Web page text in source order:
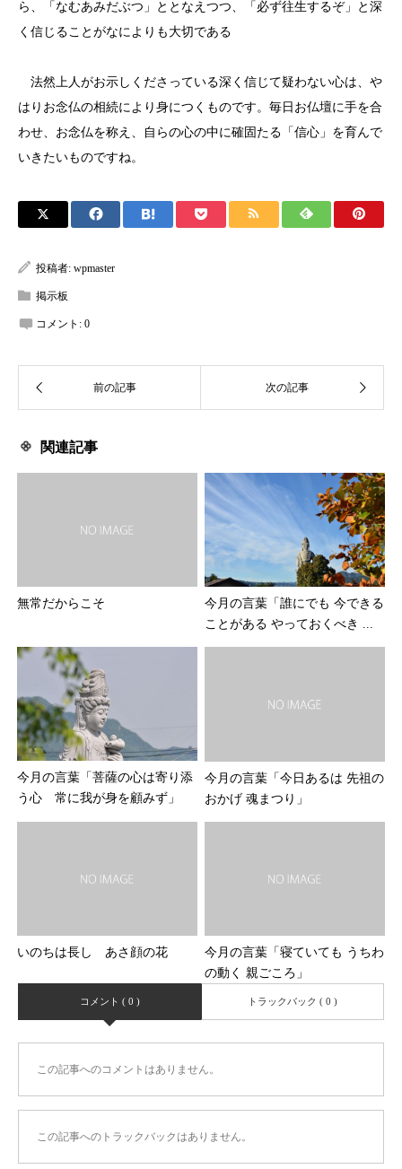
ら、「なむあみだぶつ」ととなえつつ、「必ず往生するぞ」と深
く信じることがなによりも大切である
法然上人がお示しくださっている深く信じて疑わない心は、や
はりお念仏の相続により身につくものです。毎日お仏壇に手を合
わせ、お念仏を称え、自らの心の中に確固たる「信心」を育んで
いきたいものですね。
投稿者: wpmaster
掲示板
コメント: 0
関連記事
無常だからこそ
今月の言葉「誰にでも 今できる
ことがある やっておくべき ...
今月の言葉「菩薩の心は寄り添
う心 常に我が身を顧みず」
今月の言葉「今日あるは 先祖の
おかげ 魂まつり」
いのちは長し あさ顔の花
今月の言葉「寝ていても うちわ
の動く 親ごころ」
コメント ( 0 ) トラックバック ( 0 )
この記事へのコメントはありません。
この記事へのトラックバックはありません。